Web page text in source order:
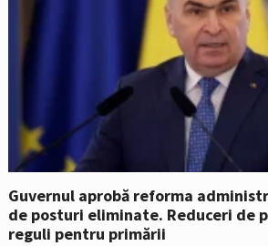
Guvernul aprobă reforma
de posturi eliminate. Reduceri de
reguli pentru primării